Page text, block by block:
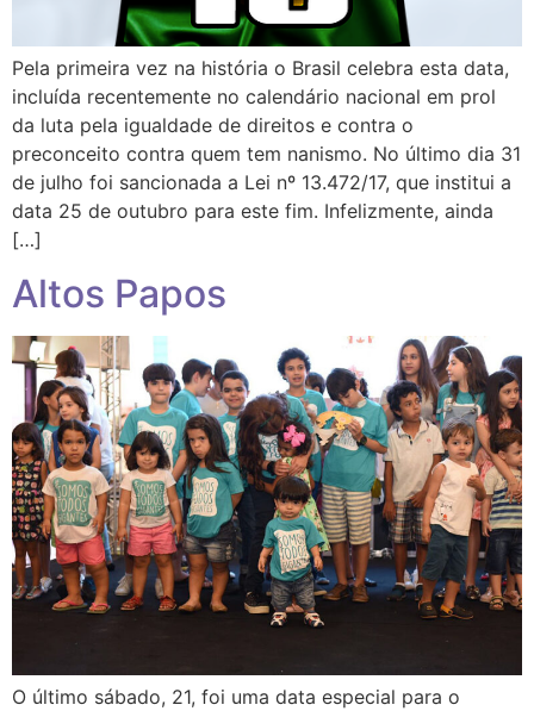
Pela primeira vez na história o Brasil celebra esta data,
incluída recentemente no calendário nacional em prol
da luta pela igualdade de direitos e contra o
preconceito contra quem tem nanismo. No último dia 31
de julho foi sancionada a Lei nº 13.472/17, que institui a
data 25 de outubro para este fim. Infelizmente, ainda
[…]
Altos Papos
O último sábado, 21, foi uma data especial para o